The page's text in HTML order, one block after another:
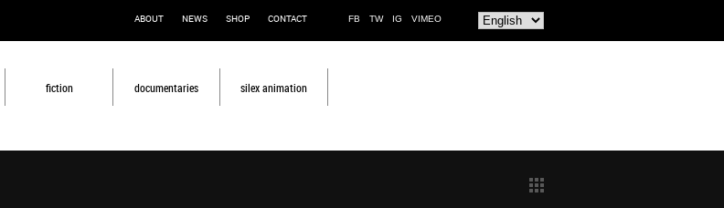
VIMEO
IG
TW
FB
ABOUT NEWS SHOP CONTACT
fiction documentaries silex animation